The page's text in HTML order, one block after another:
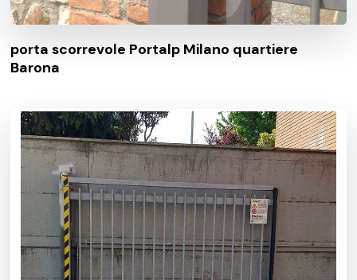
porta scorrevole Portalp Milano quartiere
Barona